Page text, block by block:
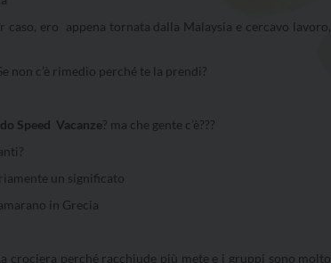
caso, ero appena tornata dalla Malaysia e cercavo lavoro,
non c’è rimedio perché te la prendi?
Speed Vacanze? ma che gente c’è???
un significato
in Grecia
crociera perché racchiude più mete e i gruppi sono molto